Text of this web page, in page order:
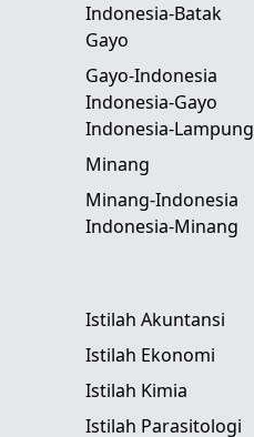
Indonesia-Batak
Gayo
Gayo-Indonesia
Indonesia-Gayo
Indonesia-Lampung
Minang
Minang-Indonesia
Indonesia-Minang
Istilah Akuntansi
Istilah Ekonomi
Istilah Kimia
Istilah Parasitologi